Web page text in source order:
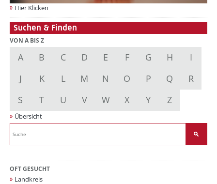
Hier Klicken
Suchen & Finden
VON A BIS Z
A B C D E F G H
I
J
K L M N O P Q
R
S
T U V W X Y Z
Übersicht
OFT GESUCHT
Landkreis